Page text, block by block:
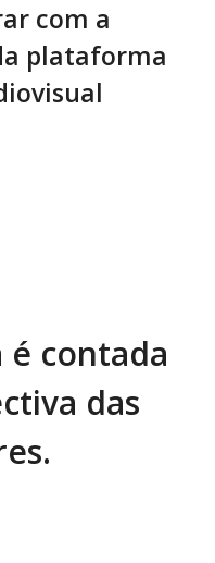
com a
plataforma
contada
das